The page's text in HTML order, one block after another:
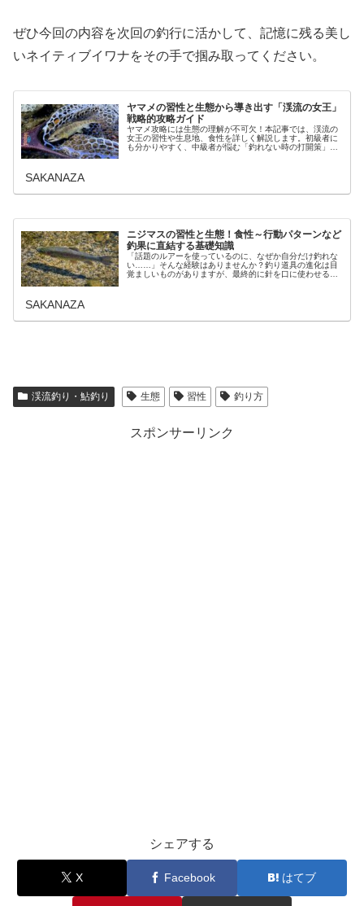
ぜひ今回の内容を次回の釣行に活かして、記憶に残る美し
いネイティブイワナをその手で掴み取ってください。
ヤマメの習性と生態から導き出す「渓流の女王」
戦略的攻略ガイド
ヤマメ攻略には生態の理解が不可欠！本記事では、渓流の
女王の習性や生息地、食性を詳しく解説します。初級者に
も分かりやすく、中級者が悩む「釣れない時の打開策」ま
SAKANAZA
ニジマスの習性と生態！食性～行動パターンなど
釣果に直結する基礎知識
「話題のルアーを使っているのに、なぜか自分だけ釣れな
い……」そんな経験はありませんか？釣り道具の進化は目
覚ましいものがありますが、最終的に針を口に使わせる相
SAKANAZA
渓流釣り・鮎釣り 生態 習性 釣り方
スポンサーリンク
シェアする
X Facebook はてブ